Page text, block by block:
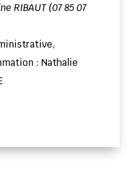
RIBAUT (07 85 07
: Nathalie